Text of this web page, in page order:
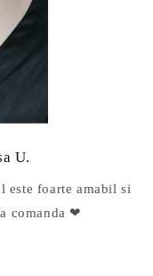
U.
este foarte amabil si
comanda ❤